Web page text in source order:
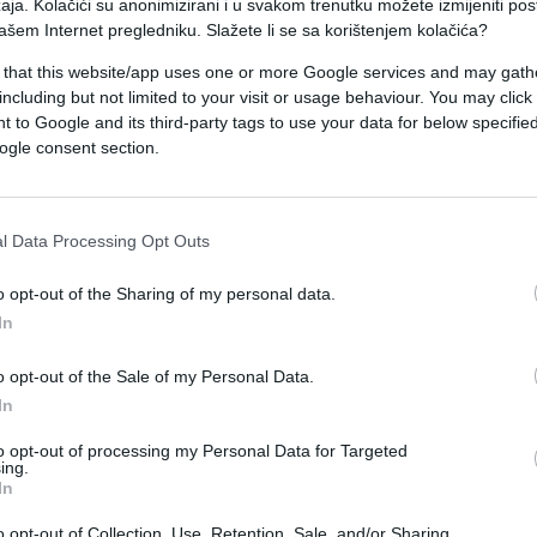
Kolačići su anonimizirani i u svakom trenutku možete izmijeniti
Internet pregledniku. Slažete li se sa korištenjem kolačića?
that this website/app uses one or more Google services and may
but not limited to your visit or usage behaviour. You may
to Google and its third-party tags to use your data for below
consent section.
Data Processing Opt Outs
opt-out of the Sharing of my personal data.
opt-out of the Sale of my Personal Data.
opt-out of processing my Personal Data for Targeted
glasova dobije 1.777, a danas je
jer broj glasova jasno govori da ga narod
navodeći da je promijenio “pet-šest
najgori predsjednik NSRS”.
a povremeno ima tragikomične javne nastupe.
‘operaciju Schmidt’. Taj lažni patriota,
nakaradnom poretku, liječi komplekse
predsjednika NSRS“, naveo je Bodiroga.
neće. Idite u političku penziju i nemojte
poručio je na kraju.